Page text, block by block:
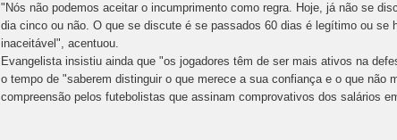
"Nós não podemos aceitar o incumprimento como regra. Hoje, já não se
dia cinco ou não. O que se discute é se passados 60 dias é legítimo ou se
inaceitável", acentuou.
Evangelista insistiu ainda que "os jogadores têm de ser mais ativos na
o tempo de "saberem distinguir o que merece a sua confiança e o que não
compreensão pelos futebolistas que assinam comprovativos dos salários